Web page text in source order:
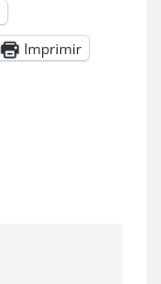
Imprimir